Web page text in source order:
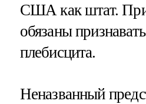
США как штат.
обязаны
плебисцита.
Неназванный